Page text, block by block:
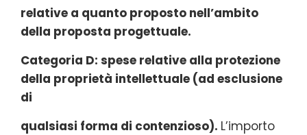
relative a quanto proposto nell’ambito
della proposta progettuale.
Categoria D: spese relative alla protezione
della proprietà intellettuale (ad esclusione
di
qualsiasi forma di contenzioso). L’importo